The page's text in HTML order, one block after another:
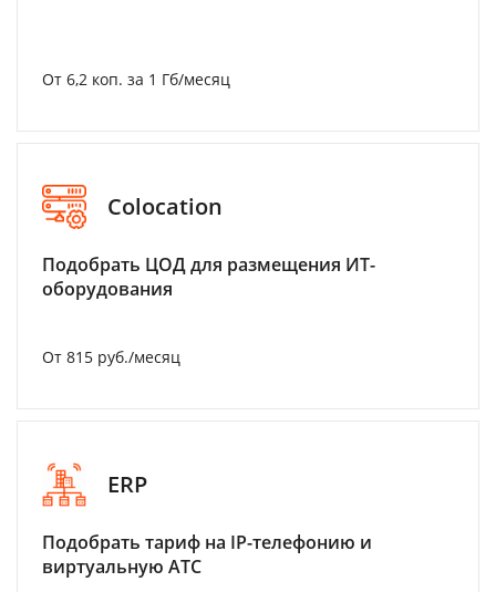
От 6,2 коп. за 1 Гб/месяц
Colocation
Подобрать ЦОД для размещения ИТ-
оборудования
От 815 руб./месяц
ERP
Подобрать тариф на IP-телефонию и
виртуальную АТС